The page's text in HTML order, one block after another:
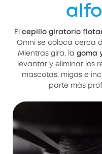
El cepillo giratorio
Omni se coloca cerca
Mientras gira, la goma
levantar y eliminar los
mascotas, migas e
parte más